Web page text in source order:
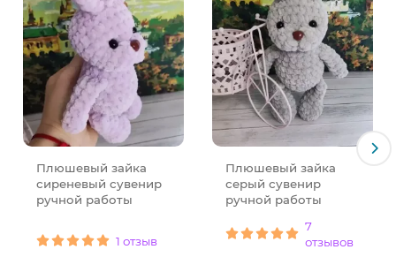
Плюшевый зайка
сиреневый сувенир
ручной работы
1 отзыв
Плюшевый зайка
серый сувенир
ручной работы
7
отзывов